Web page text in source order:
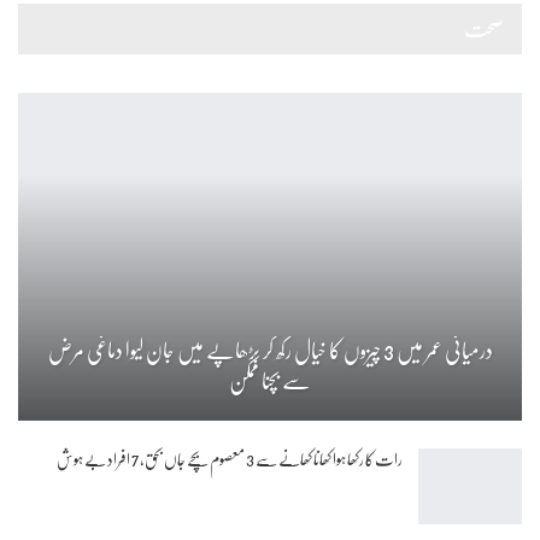
درمیانی عمر میں 3 چیزوں کا خیال رکھ کر بڑھاپے میں جان لیوا دماغی مرض
سے بچنا ممکن
رات کا رکھا ہوا کھانا کھانے سے 3 معصوم بچے جاں بحق، 7 افراد بے ہوش